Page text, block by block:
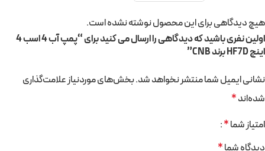
هیچ دیدگاهی برای این محصول نوشته نشده است.
اولین نفری باشید که دیدگاهی را ارسال می کنید برای “پمپ آب 4 اسب 4
اینچ HF7D برند CNB”
نشانی ایمیل شما منتشر نخواهد شد.بخش‌های موردنیاز علامت‌گذاری
شده‌اند*
امتیاز شما*
دیدگاه شما*